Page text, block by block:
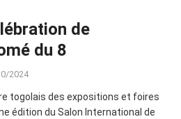
de
du 8
2024
togolais des expositions et foires
édition du Salon International de